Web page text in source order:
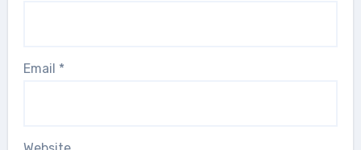
Email *